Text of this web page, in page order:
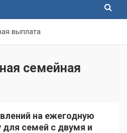
выплата
семейная
на ежегодную
семей с двумя и